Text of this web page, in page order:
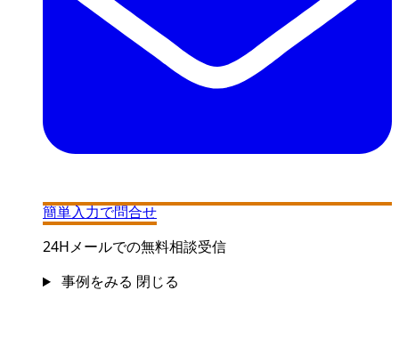
簡単入力で問合せ
24Hメールでの無料相談受信
事例をみる 閉じる